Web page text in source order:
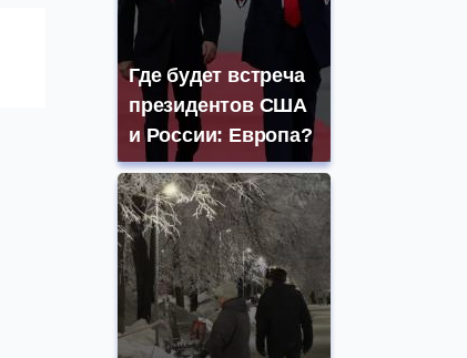
Где будет встреча
президентов США
и России: Европа?